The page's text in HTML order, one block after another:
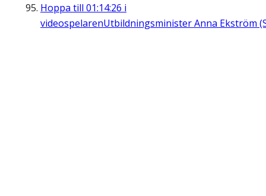
Hoppa till 01:14:26 i
videospelarenUtbildningsminister Anna Ekström